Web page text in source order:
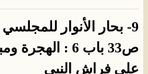
ص33 باب 6 :
على فراش النبي